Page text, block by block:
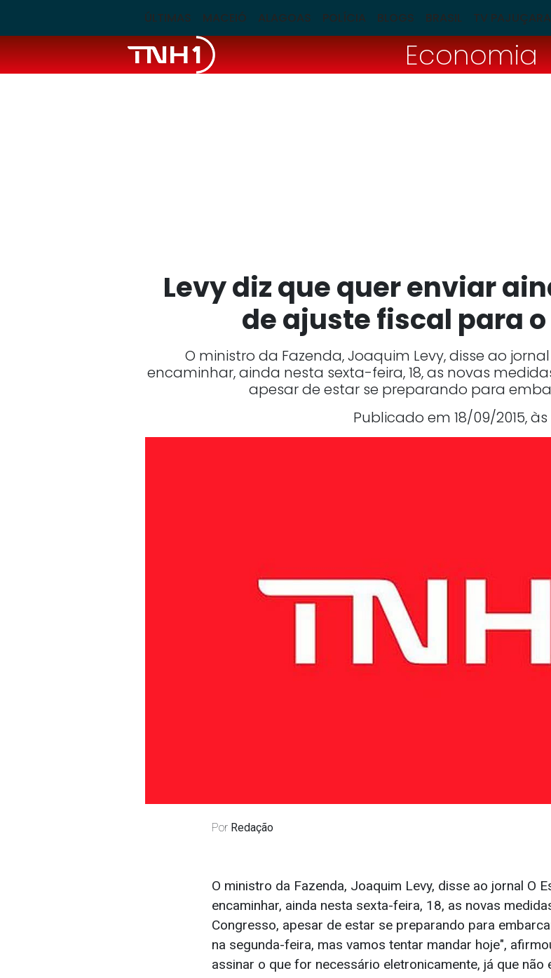
ÚLTIMAS MACEIÓ ALAGOAS POLÍCIA BLOGS BRASIL TV PAJUÇARA
Economia
Levy diz que quer enviar
de ajuste fiscal para
O ministro da Fazenda, Joaquim Levy, disse ao
encaminhar, ainda nesta sexta-feira, 18, as novas
apesar de estar se preparando para
Publicado em 18/09/2015, às
Por Redação
O ministro da Fazenda, Joaquim Levy, disse ao jornal O
encaminhar, ainda nesta sexta-feira, 18, as novas
Congresso, apesar de estar se preparando para
na segunda-feira, mas vamos tentar mandar hoje",
assinar o que for necessário eletronicamente, já que não